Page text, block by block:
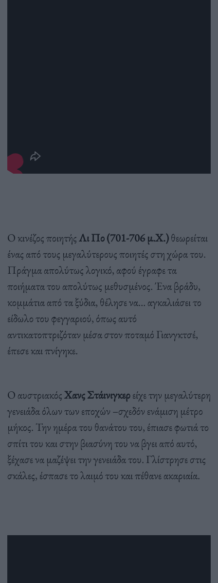
Ο κινέζος ποιητήςΛι Πο (701-706 μ.Χ.)θεωρείται
ένας από τους μεγαλύτερους ποιητές στη χώρα του.
Πράγμα απολύτως λογικό, αφού έγραφε τα
ποιήματα του απολύτως μεθυσμένος. Ένα βράδυ,
κομμάτια από τα ξύδια, θέλησε να… αγκαλιάσει το
είδωλο του φεγγαριού, όπως αυτό
αντικατοπτριζόταν μέσα στον ποταμό Γιανγκτσέ,
έπεσε και πνίγηκε.
Ο αυστριακόςΧανς Στάινιγκερείχε την μεγαλύτερη
γενειάδα όλων των εποχών –σχεδόν ενάμιση μέτρο
μήκος. Την ημέρα του θανάτου του, έπιασε φωτιά το
σπίτι του και στην βιασύνη του να βγει από αυτό,
ξέχασε να μαζέψει την γενειάδα του. Γλίστρησε στις
σκάλες, έσπασε το λαιμό του και πέθανε ακαριαία.